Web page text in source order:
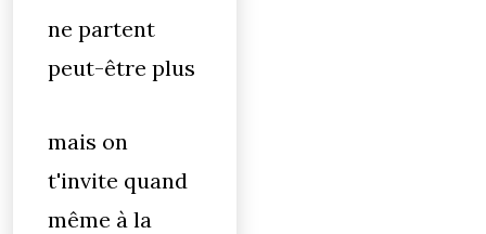
ne partent
peut-être plus
mais on
t'invite quand
même à la